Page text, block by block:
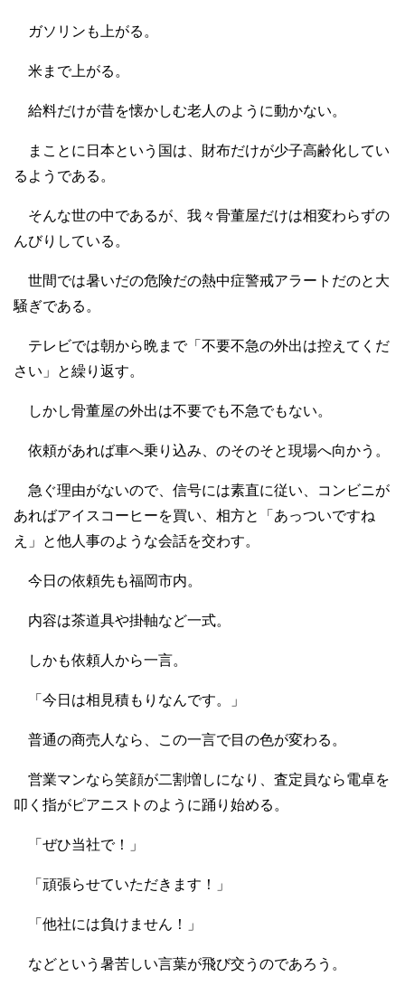
ガソリンも上がる。
米まで上がる。
給料だけが昔を懐かしむ老人のように動かない。
まことに日本という国は、財布だけが少子高齢化してい
るようである。
そんな世の中であるが、我々骨董屋だけは相変わらずの
んびりしている。
世間では暑いだの危険だの熱中症警戒アラートだのと大
騒ぎである。
テレビでは朝から晩まで「不要不急の外出は控えてくだ
さい」と繰り返す。
しかし骨董屋の外出は不要でも不急でもない。
依頼があれば車へ乗り込み、のそのそと現場へ向かう。
急ぐ理由がないので、信号には素直に従い、コンビニが
あればアイスコーヒーを買い、相方と「あっついですね
え」と他人事のような会話を交わす。
今日の依頼先も福岡市内。
内容は茶道具や掛軸など一式。
しかも依頼人から一言。
「今日は相見積もりなんです。」
普通の商売人なら、この一言で目の色が変わる。
営業マンなら笑顔が二割増しになり、査定員なら電卓を
叩く指がピアニストのように踊り始める。
「ぜひ当社で！」
「頑張らせていただきます！」
「他社には負けません！」
などという暑苦しい言葉が飛び交うのであろう。